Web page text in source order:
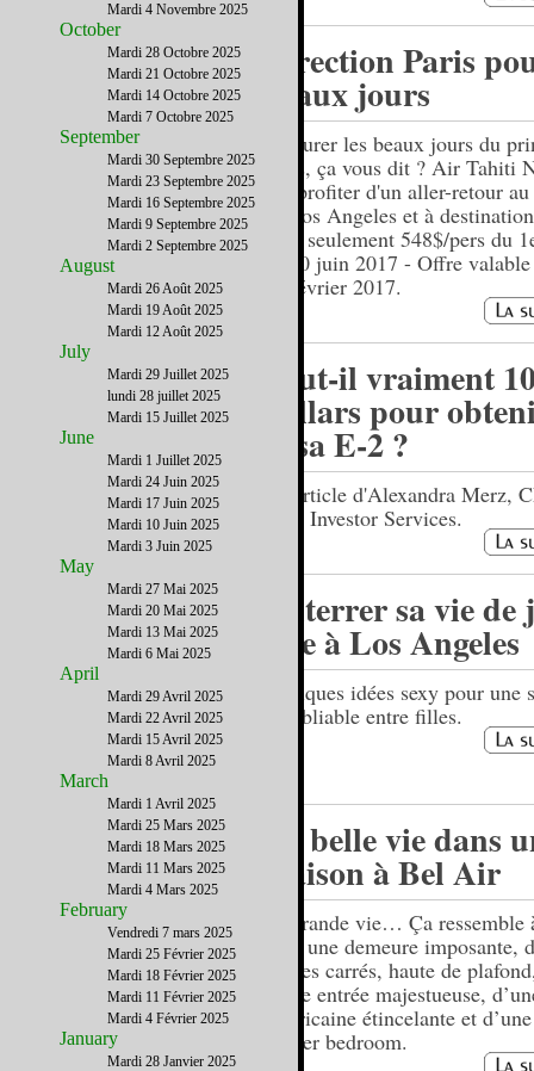
Direction Paris
beaux jours
Savourer les beaux jours du
Paris, ça vous dit ? Air Tahiti
fait profiter d'un aller-retour
de Los Angeles et à
pour seulement 548$/pers du
au 30 juin 2017 - Offre
27 février 2017.
Faut-il vraiment
dollars pour
Visa E-2 ?
Un article d'Alexandra Merz,
L&F Investor Services.
Enterrer sa vie de
fille à Los Angeles
Quelques idées sexy pour une
inoubliable entre filles.
La belle vie dans
maison à Bel Air
La grande vie… Ça ressemble
dans une demeure imposante,
mètres carrés, haute de
d’une entrée majestueuse,
américaine étincelante et
master bedroom.
Mardi 4 Novembre 2025
October
Mardi 28 Octobre 2025
Mardi 21 Octobre 2025
Mardi 14 Octobre 2025
Mardi 7 Octobre 2025
September
Mardi 30 Septembre 2025
Mardi 23 Septembre 2025
Mardi 16 Septembre 2025
Mardi 9 Septembre 2025
Mardi 2 Septembre 2025
August
Mardi 26 Août 2025
Mardi 19 Août 2025
Mardi 12 Août 2025
July
Mardi 29 Juillet 2025
lundi 28 juillet 2025
Mardi 15 Juillet 2025
June
Mardi 1 Juillet 2025
Mardi 24 Juin 2025
Mardi 17 Juin 2025
Mardi 10 Juin 2025
Mardi 3 Juin 2025
May
Mardi 27 Mai 2025
Mardi 20 Mai 2025
Mardi 13 Mai 2025
Mardi 6 Mai 2025
April
Mardi 29 Avril 2025
Mardi 22 Avril 2025
Mardi 15 Avril 2025
Mardi 8 Avril 2025
March
Mardi 1 Avril 2025
Mardi 25 Mars 2025
Mardi 18 Mars 2025
Mardi 11 Mars 2025
Mardi 4 Mars 2025
February
Vendredi 7 mars 2025
Mardi 25 Février 2025
Mardi 18 Février 2025
Mardi 11 Février 2025
Mardi 4 Février 2025
January
Mardi 28 Janvier 2025